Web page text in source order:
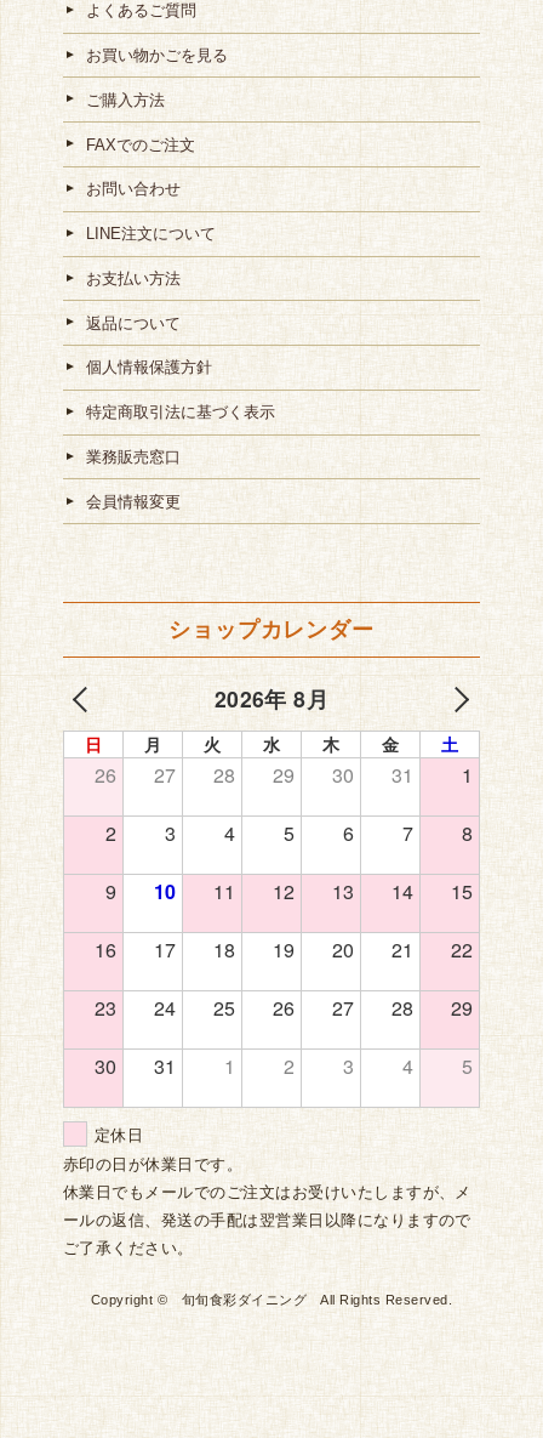
よくあるご質問
お買い物かごを見る
ご購入方法
FAXでのご注文
お問い合わせ
LINE注文について
お支払い方法
返品について
個人情報保護方針
特定商取引法に基づく表示
業務販売窓口
会員情報変更
ショップカレンダー
2026年 8月
日 月 火 水 木 金 土
26 27 28 29 30 31 1
2 3 4 5 6 7 8
9 10 11 12 13 14 15
16 17 18 19 20 21 22
23 24 25 26 27 28 29
30 31 1 2 3 4 5
定休日
赤印の日が休業日です。
休業日でもメールでのご注文はお受けいたしますが、メ
ールの返信、発送の手配は翌営業日以降になりますので
ご了承ください。
Copyright © 旬旬食彩ダイニング All Rights Reserved.